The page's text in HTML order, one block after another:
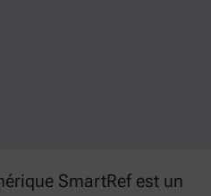
SmartRef est un